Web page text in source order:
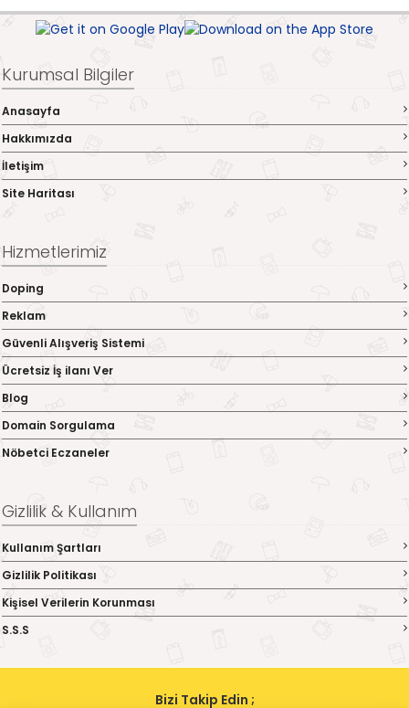
Kurumsal Bilgiler
Anasayfa
Hakkımızda
İletişim
Site Haritası
Hizmetlerimiz
Doping
Reklam
Güvenli Alışveriş Sistemi
Ücretsiz İş ilanı Ver
Blog
Domain Sorgulama
Nöbetci Eczaneler
Gizlilik & Kullanım
Kullanım Şartları
Gizlilik Politikası
Kişisel Verilerin Korunması
S.S.S
Bizi Takip Edin ;